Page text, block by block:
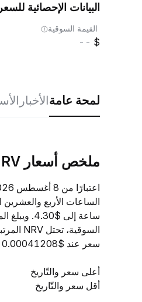
البيانات الإحصائية للسعر
القيمة السوقية
--
لمحة عامةالأخبار
ملخص أسعار NRV المباشر
سعر عند $0.00041208 وأدنى سعر عند $0.00039455.
أعلى سعر والتّاريخ
أقل سعر والتّاريخ